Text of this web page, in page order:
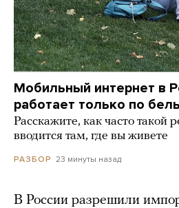
Мобильный интернет в
работает только по
Расскажите, как часто такой
вводится там, где вы живете
РАЗБОР 23 минуты назад
В России разрешили